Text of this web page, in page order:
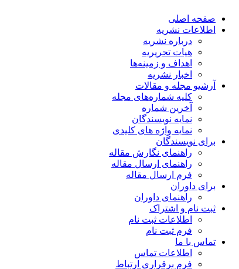
صفحه اصلی
اطلاعات نشریه
درباره نشریه
هیات تحریریه
اهداف و زمینه‌ها
اخبار نشریه
آرشیو مجله و مقالات
کلیه شماره‌های مجله
آخرین شماره
نمایه نویسندگان
نمایه واژه های کلیدی
برای نویسندگان
راهنمای نگارش مقاله
راهنمای ارسال مقاله
فرم ارسال مقاله
برای داوران
راهنمای داوران
ثبت نام و اشتراک
اطلاعات ثبت نام
فرم ثبت نام
تماس با ما
اطلاعات تماس
فرم برقراری ارتباط